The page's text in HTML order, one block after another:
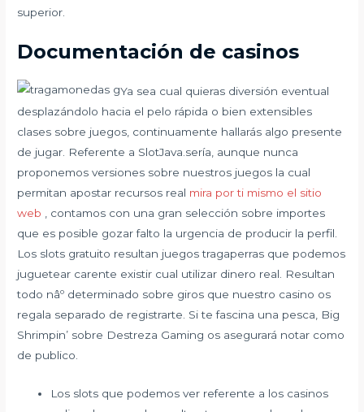
superior.
Documentación de casinos
Ya sea cual quieras diversión eventual
desplazándolo hacia el pelo rápida o bien extensibles
clases sobre juegos, continuamente hallarás algo presente
de jugar. Referente a SlotJava.serí­a, aunque nunca
proponemos versiones sobre nuestros juegos la cual
permitan apostar recursos real mira por ti mismo el sitio
web , contamos con una gran selección sobre importes
que es posible gozar falto la urgencia de producir la perfil.
Los slots gratuito resultan juegos tragaperras que podemos
juguetear carente existir cual utilizar dinero real. Resultan
todo nâº determinado sobre giros que nuestro casino os
regala separado de registrarte. Si te fascina una pesca, Big
Shrimpin’ sobre Destreza Gaming os asegurará notar como
de publico.
Los slots que podemos ver referente a los casinos